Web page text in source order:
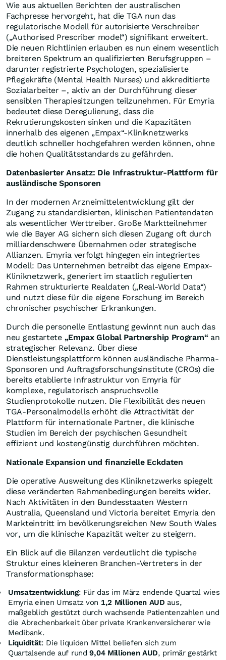
Wie aus aktuellen Berichten der australischen
Fachpresse hervorgeht, hat die TGA nun das
regulatorische Modell für autorisierte Verschreiber
(„Authorised Prescriber model“) signifikant erweitert.
Die neuen Richtlinien erlauben es nun einem wesentlich
breiteren Spektrum an qualifizierten Berufsgruppen –
darunter registrierte Psychologen, spezialisierte
Pflegekräfte (Mental Health Nurses) und akkreditierte
Sozialarbeiter –, aktiv an der Durchführung dieser
sensiblen Therapiesitzungen teilzunehmen. Für Emyria
bedeutet diese Deregulierung, dass die
Rekrutierungskosten sinken und die Kapazitäten
innerhalb des eigenen „Empax“-Kliniknetzwerks
deutlich schneller hochgefahren werden können, ohne
die hohen Qualitätsstandards zu gefährden.
Datenbasierter Ansatz: Die Infrastruktur-Plattform für
ausländische Sponsoren
In der modernen Arzneimittelentwicklung gilt der
Zugang zu standardisierten, klinischen Patientendaten
als wesentlicher Werttreiber. Große Marktteilnehmer
wie die Bayer AG sichern sich diesen Zugang oft durch
milliardenschwere Übernahmen oder strategische
Allianzen. Emyria verfolgt hingegen ein integriertes
Modell: Das Unternehmen betreibt das eigene Empax-
Kliniknetzwerk, generiert im staatlich regulierten
Rahmen strukturierte Realdaten („Real-World Data“)
und nutzt diese für die eigene Forschung im Bereich
chronischer psychischer Erkrankungen.
Durch die personelle Entlastung gewinnt nun auch das
neu gestartete „Empax Global Partnership Program“an
strategischer Relevanz. Über diese
Dienstleistungsplattform können ausländische Pharma-
Sponsoren und Auftragsforschungsinstitute (CROs) die
bereits etablierte Infrastruktur von Emyria für
komplexe, regulatorisch anspruchsvolle
Studienprotokolle nutzen. Die Flexibilität des neuen
TGA-Personalmodells erhöht die Attractivität der
Plattform für internationale Partner, die klinische
Studien im Bereich der psychischen Gesundheit
effizient und kostengünstig durchführen möchten.
Nationale Expansion und finanzielle Eckdaten
Die operative Ausweitung des Kliniknetzwerks spiegelt
diese veränderten Rahmenbedingungen bereits wider.
Nach Aktivitäten in den Bundesstaaten Western
Australia, Queensland und Victoria bereitet Emyria den
Markteintritt im bevölkerungsreichen New South Wales
vor, um die klinische Kapazität weiter zu steigern.
Ein Blick auf die Bilanzen verdeutlicht die typische
Struktur eines kleineren Branchen-Vertreters in der
Transformationsphase:
Umsatzentwicklung: Für das im März endende Quartal wies
Emyria einen Umsatz von 1,2 Millionen AUD aus,
maßgeblich gestützt durch wachsende Patientenzahlen und
die Abrechenbarkeit über private Krankenversicherer wie
Medibank.
Liquidität: Die liquiden Mittel beliefen sich zum
Quartalsende auf rund9,04 Millionen AUD, primär gestärkt